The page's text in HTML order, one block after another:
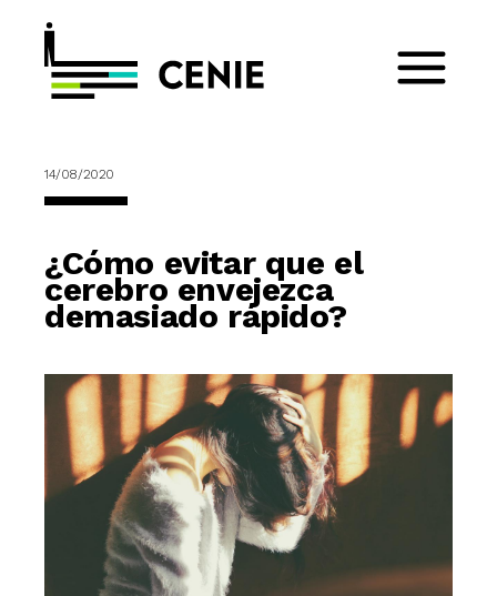
14/08/2020
¿Cómo evitar que el
cerebro envejezca
demasiado rápido?